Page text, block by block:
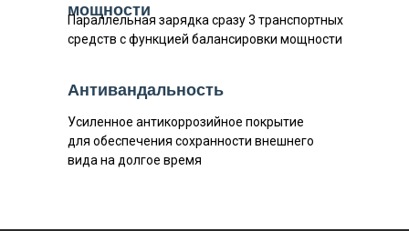
мощности
Параллельная зарядка сразу 3 транспортных
средств с функцией балансировки мощности
Усиленное антикоррозийное покрытие
для обеспечения сохранности внешнего
вида на долгое время
Антивандальность